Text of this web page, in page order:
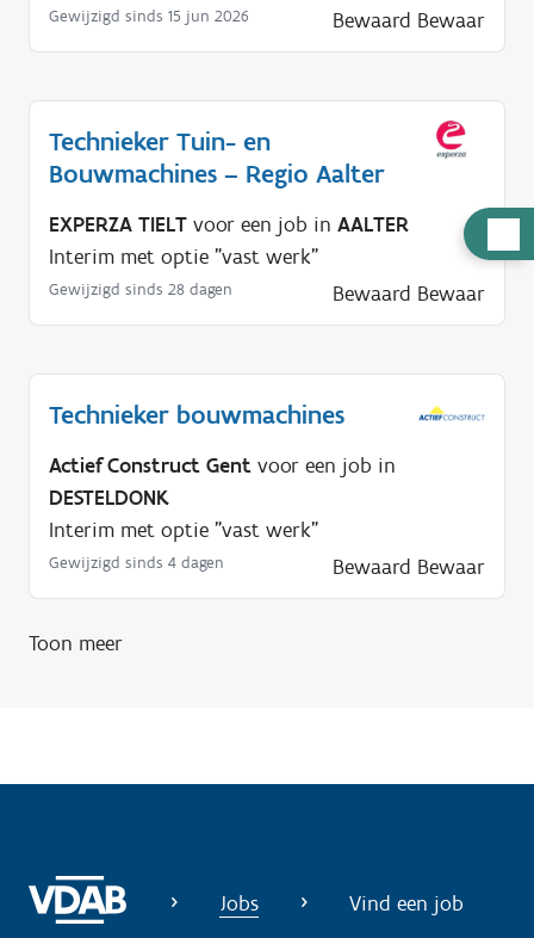
u
l
p
d
Gewijzigd sinds 15 jun 2026 Bewaard Bewaar
Technieker Tuin- en
Bouwmachines – Regio Aalter
EXPERZA TIELT voor een job in AALTER
Interim met optie "vast werk"
Gewijzigd sinds 28 dagen Bewaard Bewaar
Technieker bouwmachines
Actief Construct Gent voor een job in
DESTELDONK
Interim met optie "vast werk"
Gewijzigd sinds 4 dagen Bewaard Bewaar
Toon meer
Jobs Vind een job